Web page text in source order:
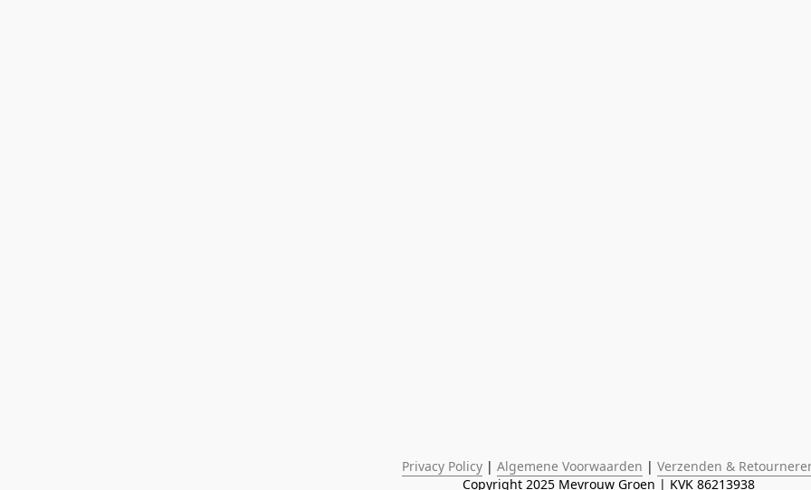
Privacy Policy | Algemene Voorwaarden | Verzenden &
Copyright 2025 Mevrouw Groen | KVK 86213938